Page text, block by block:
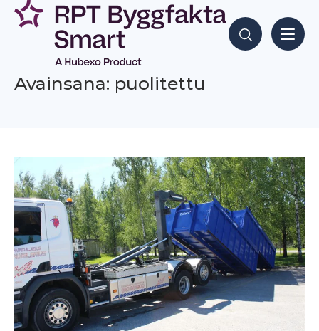
Siirry
sisältöön
Hae sisältöjä
Avainsana: puolitettu